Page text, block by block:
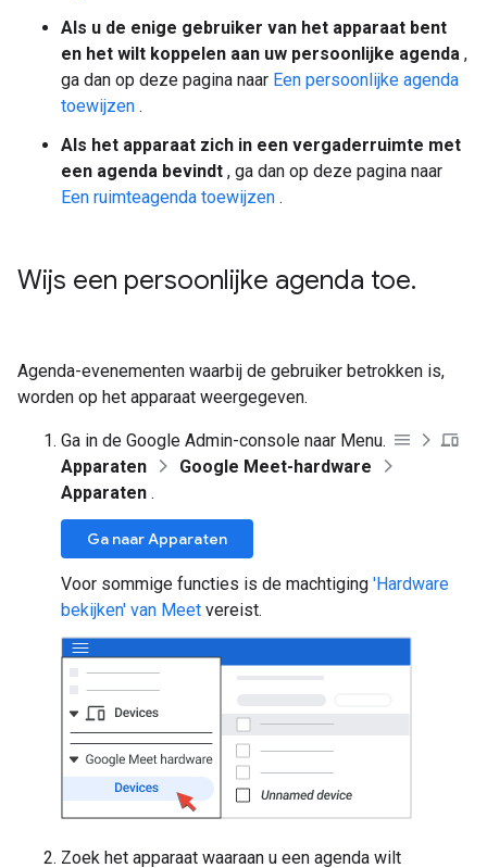
Als u de enige gebruiker van het apparaat bent
en het wilt koppelen aan uw persoonlijke agenda ,
ga dan op deze pagina naar Een persoonlijke agenda
toewijzen .
Als het apparaat zich in een vergaderruimte met
een agenda bevindt , ga dan op deze pagina naar
Een ruimteagenda toewijzen .
Wijs een persoonlijke agenda toe.
Agenda-evenementen waarbij de gebruiker betrokken is,
worden op het apparaat weergegeven.
Ga in de Google Admin-console naar Menu.
Apparaten
Google Meet-hardware
Apparaten .
Ga naar Apparaten
Voor sommige functies is de machtiging 'Hardware
bekijken' van Meet vereist.
Zoek het apparaat waaraan u een agenda wilt